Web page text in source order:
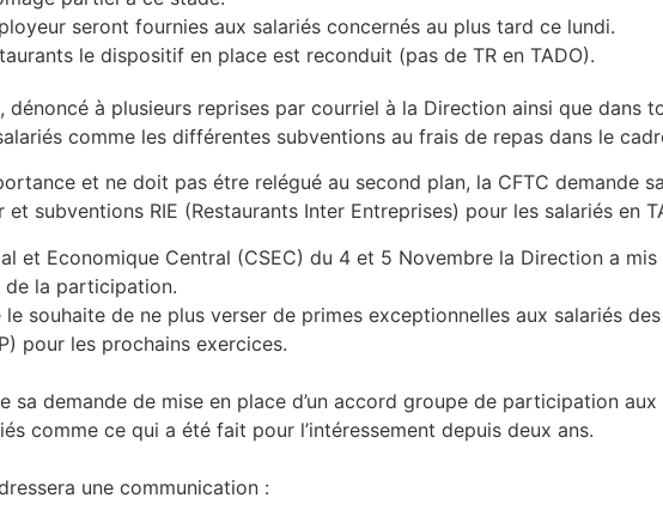
seront fournies aux salariés concernés au plus tard ce lundi.
le dispositif en place est reconduit (pas de TR en TADO).
dénoncé à plusieurs reprises par courriel à la Direction ainsi que dans
comme les différentes subventions au frais de repas dans le
et ne doit pas étre relégué au second plan, la CFTC demande
et subventions RIE (Restaurants Inter Entreprises) pour les salariés en
et Economique Central (CSEC) du 4 et 5 Novembre la Direction a mis
la participation.
souhaite de ne plus verser de primes exceptionnelles aux salariés
pour les prochains exercices.
sa demande de mise en place d’un accord groupe de participation
comme ce qui a été fait pour l’intéressement depuis deux ans.
une communication :